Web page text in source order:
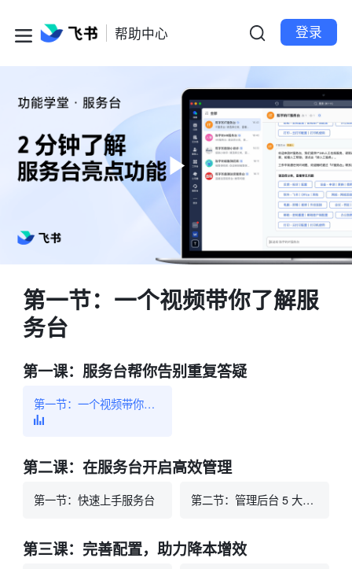
帮助中心 登录
第一节：一个视频带你了解服
务台
第一课：服务台帮你告别重复答疑
第一节：一个视频带你了解服务台
第二课：在服务台开启高效管理
第一节：快速上手服务台 第二节：管理后台 5 大亮点
第三课：完善配置，助力降本增效